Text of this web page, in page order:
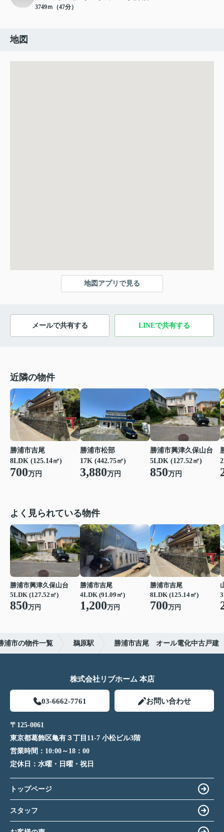
3749ｍ（47分）
地図
地図アプリで見る
メールで共有する LINEで共有する
近隣の物件
勝浦市吉尾
8LDK (125.14㎡)
700万円
勝浦市松部
17K (442.75㎡)
3,880万円
勝浦市興津久保山台
5LDK (127.52㎡)
850万円
よく見られている物件
勝浦市興津久保山台
5LDK (127.52㎡)
850万円
勝浦市吉尾
4LDK (91.09㎡)
1,200万円
勝浦市吉尾
8LDK (125.14㎡)
700万円
浦市の物件一覧 鵜原駅 勝浦市吉尾 オール電化中古戸建
株式会社リブホーム 本店
03-6662-7761 お問い合わせ
〒125-0061
東京都葛飾区亀有３丁目11-7 小松ビル3階
営業時間： 10:00～18：00
定休日： 水曜・日曜・祝日
トップページ
スタッフ